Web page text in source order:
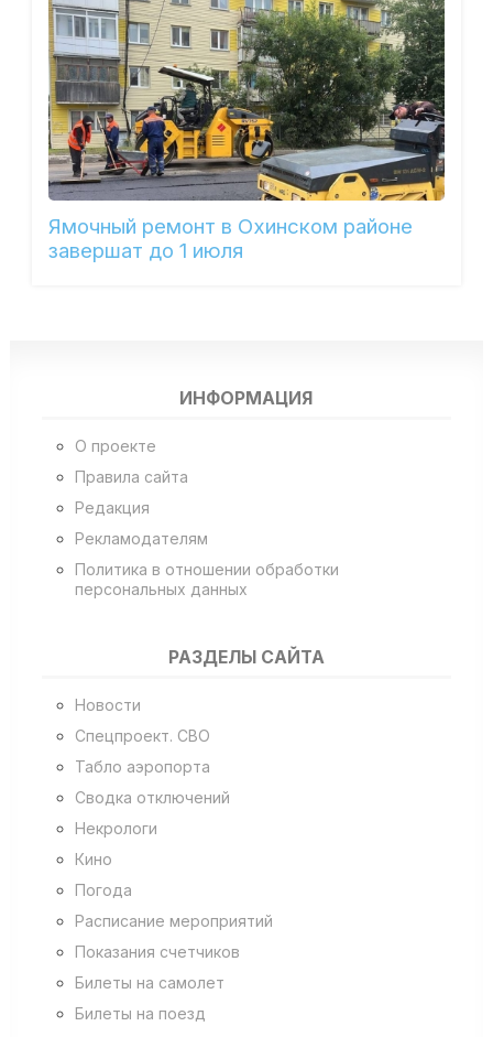
Ямочный ремонт в Охинском районе
завершат до 1 июля
ИНФОРМАЦИЯ
О проекте
Правила сайта
Редакция
Рекламодателям
Политика в отношении обработки
персональных данных
РАЗДЕЛЫ САЙТА
Новости
Спецпроект. СВО
Табло аэропорта
Сводка отключений
Некрологи
Кино
Погода
Расписание мероприятий
Показания счетчиков
Билеты на самолет
Билеты на поезд